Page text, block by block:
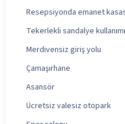
Resepsiyonda emanet
Tekerlekli sandalye
Merdivensiz giriş yolu
Çamaşırhane
Asansör
Ücretsiz valesiz otopark